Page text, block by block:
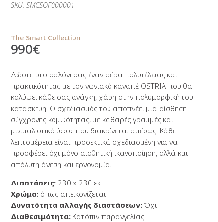
SKU:SMCSOF000001
The Smart Collection
990€
Δώστε στο σαλόνι σας έναν αέρα πολυτέλειας και
πρακτικότητας με τον γωνιακό καναπέ OSTRIA που θα
καλύψει κάθε σας ανάγκη, χάρη στην πολυμορφική του
κατασκευή. Ο σχεδιασμός του αποπνέει μια αίσθηση
σύγχρονης κομψότητας, με καθαρές γραμμές και
μινιμαλιστικό ύφος που διακρίνεται αμέσως. Κάθε
λεπτομέρεια είναι προσεκτικά σχεδιασμένη για να
προσφέρει όχι μόνο αισθητική ικανοποίηση, αλλά και
απόλυτη άνεση και εργονομία.
Διαστάσεις: 230 x 230 εκ.
Χρώμα: όπως απεικονίζεται
Δυνατότητα αλλαγής διαστάσεων:Όχι
Διαθεσιμότητα: Κατόπιν παραγγελίας